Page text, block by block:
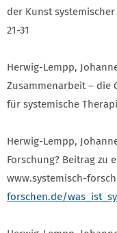
der Kunst
21-31
Herwig-Lempp,
Zusammenarbeit – die
für systemische
Herwig-Lempp,
Forschung? Beitrag zu
www.systemisch-
forschen.de/